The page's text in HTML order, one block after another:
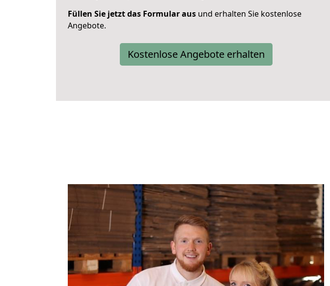
Füllen Sie jetzt das Formular aus und erhalten Sie kostenlose
Angebote.
Kostenlose Angebote erhalten